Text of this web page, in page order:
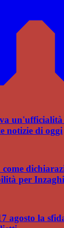
un'ufficialità
notizie di oggi
come
per Inzaghi
agosto la